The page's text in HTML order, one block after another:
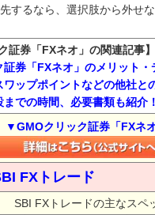
するなら、選択肢から外せ
証券「FXネオ」の関連記事】
券「FXネオ」のメリット・
ワップポイントなどの他社と
での時間、必要書類も紹介！
▼GMOクリック証券「FXネ
FXトレード
SBI FXトレードの主なスペ